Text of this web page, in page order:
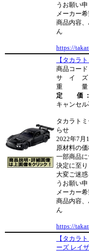
うお願い申
メーカー
商品内容
ん
https://
【タカラ
商品コー
サ イ ズ
重 量
定 価 ：
キャンセ
タカラト
らせ
2022年7
原材料の
一部商品
決定に至り
大変ご迷
うお願い申
メーカー
商品内容
ん
https://
【タカラ
ーズ レイ